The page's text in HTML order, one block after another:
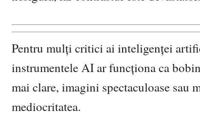
Pentru mulți critici ai inteligenței
instrumentele AI ar funcționa ca
mai clare, imagini spectaculoase sau
mediocritatea.